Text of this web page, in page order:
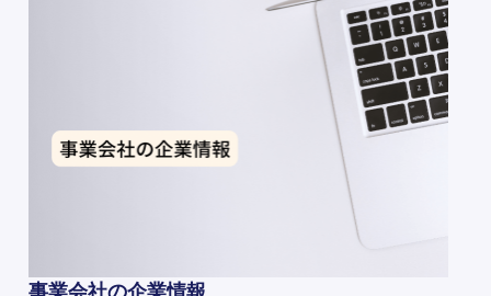
事業会社の企業情報